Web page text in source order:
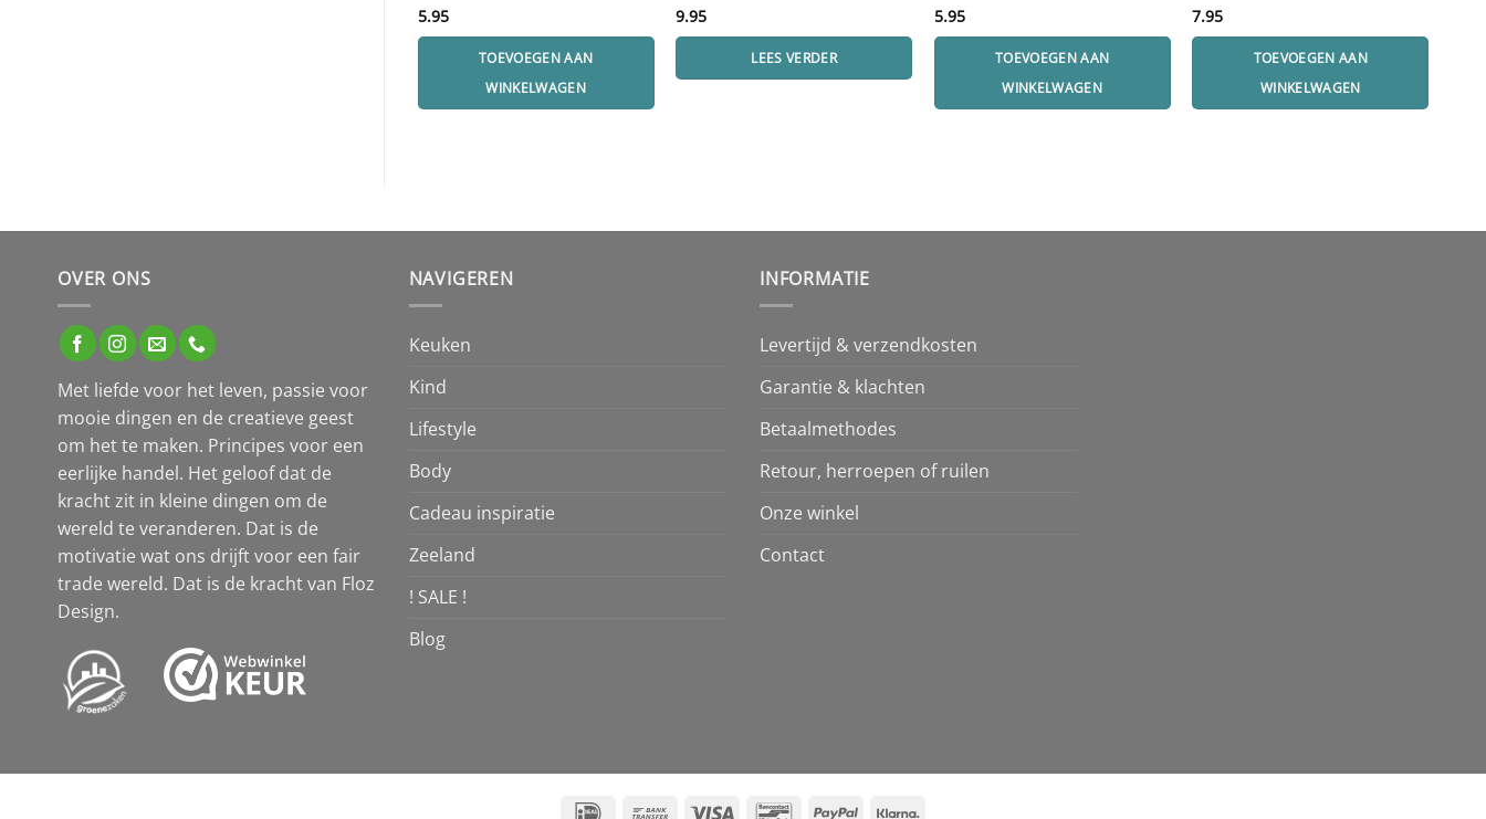
5.95
TOEVOEGEN AAN
WINKELWAGEN
9.95
LEES VERDER
5.95
TOEVOEGEN AAN
WINKELWAGEN
7.95
TOEVOEGEN AAN
WINKELWAGEN
OVER ONS
Met liefde voor het leven, passie voor
mooie dingen en de creatieve geest
om het te maken. Principes voor een
eerlijke handel. Het geloof dat de
kracht zit in kleine dingen om de
wereld te veranderen. Dat is de
motivatie wat ons drijft voor een fair
trade wereld. Dat is de kracht van Floz
Design.
NAVIGEREN
Keuken
Kind
Lifestyle
Body
Cadeau inspiratie
Zeeland
! SALE !
Blog
INFORMATIE
Levertijd & verzendkosten
Garantie & klachten
Betaalmethodes
Retour, herroepen of ruilen
Onze winkel
Contact
IDeal Bank Visa BancontactPayPal Klarna